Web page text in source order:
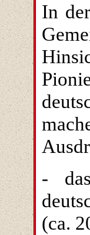
In
-
(ca.